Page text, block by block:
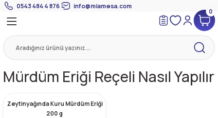
0543 484 4 876 info@miamesa.com
0
Mürdüm Eriği Reçeli Nasıl Yapılır
Zeytinyağında Kuru Mürdüm Eriği
200 g